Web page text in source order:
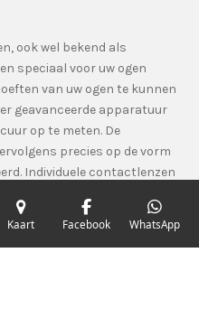
ook wel bekend als
speciaal voor uw ogen
van uw ogen te kunnen
geavanceerde apparatuur
op te meten. De
precies op de vorm
Individuele contactlenzen
of hoog
Kaart Facebook WhatsApp